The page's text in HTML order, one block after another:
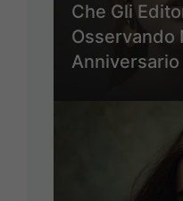
Che Gli
Osservando